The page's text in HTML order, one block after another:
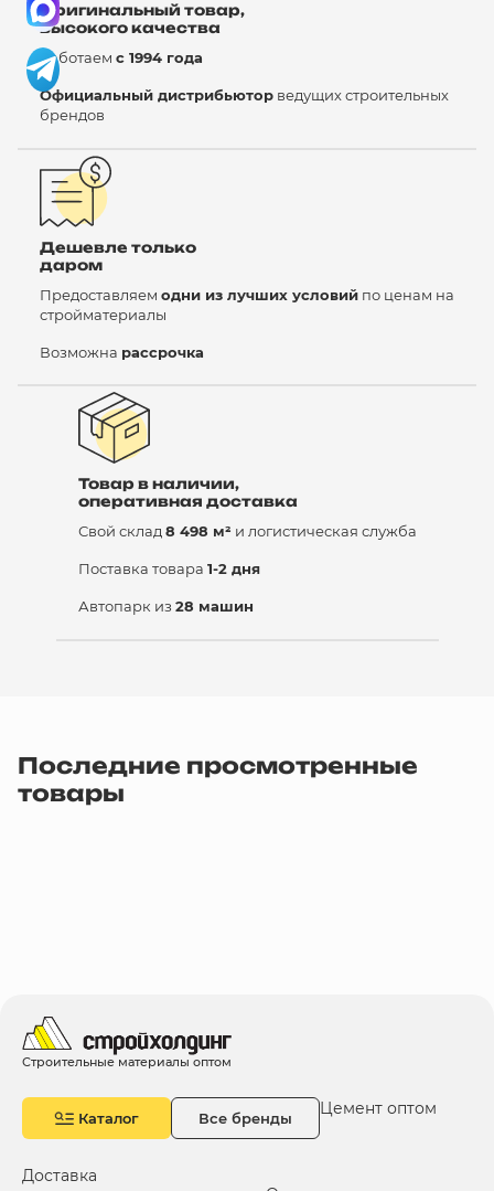
Оригинальный товар,
высокого качества
Работаем с 1994 года
Официальный дистрибьютор ведущих строительных
брендов
Дешевле только
даром
Предоставляем одни из лучших условий по ценам на
стройматериалы
Возможна рассрочка
Товар в наличии,
оперативная доставка
Свой склад 8 498 м² и логистическая служба
Поставка товара 1-2 дня
Автопарк из 28 машин
Последние просмотренные
товары
Строительные материалы оптом
Каталог Все бренды Цемент оптом
Доставка